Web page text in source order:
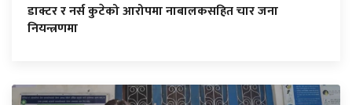
डाक्टर र नर्स कुटेको आरोपमा नाबालकसहित चार जना
नियन्त्रणमा